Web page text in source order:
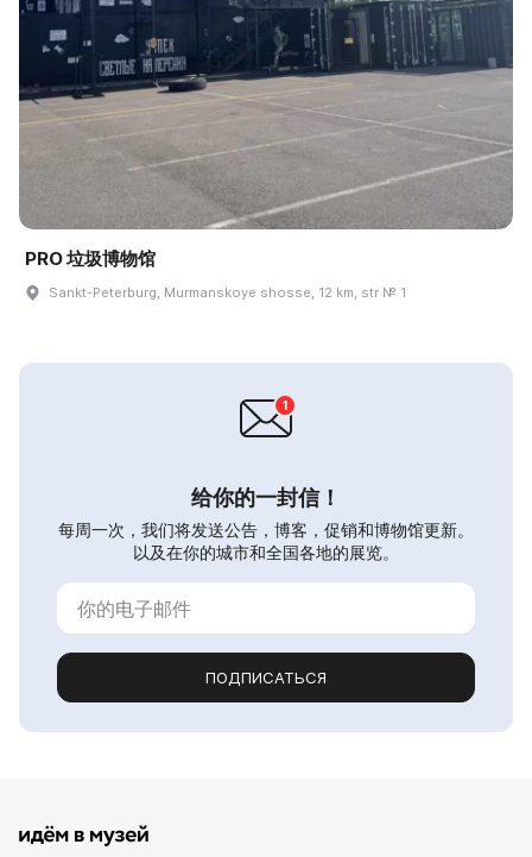
PRO 垃圾博物馆
Sankt-Peterburg, Murmanskoye shosse, 12 km, str № 1
给你的一封信！
每周一次，我们将发送公告，博客，促销和博物馆更新。
以及在你的城市和全国各地的展览。
ПОДПИСАТЬСЯ